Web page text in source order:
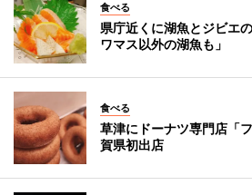
食べる
県庁近くに湖魚とジビエ
ワマス以外の湖魚も」
食べる
草津にドーナツ専門店「
賀県初出店